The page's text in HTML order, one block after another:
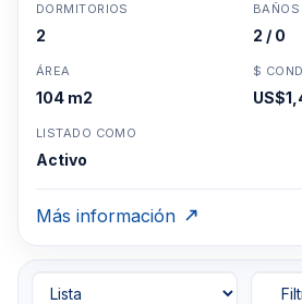
DORMITORIOS
2
BAÑOS
2 / 0
ÁREA
104 m2
$
LISTADO COMO
Activo
Más información